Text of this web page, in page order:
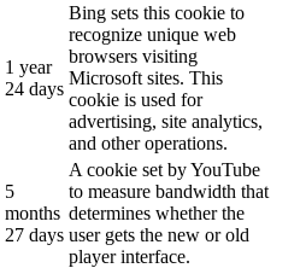
1 year
24 days
Bing sets this cookie to
recognize unique web
browsers visiting
Microsoft sites. This
cookie is used for
advertising, site analytics,
and other operations.
5
months
27 days
A cookie set by YouTube
to measure bandwidth that
determines whether the
user gets the new or old
player interface.